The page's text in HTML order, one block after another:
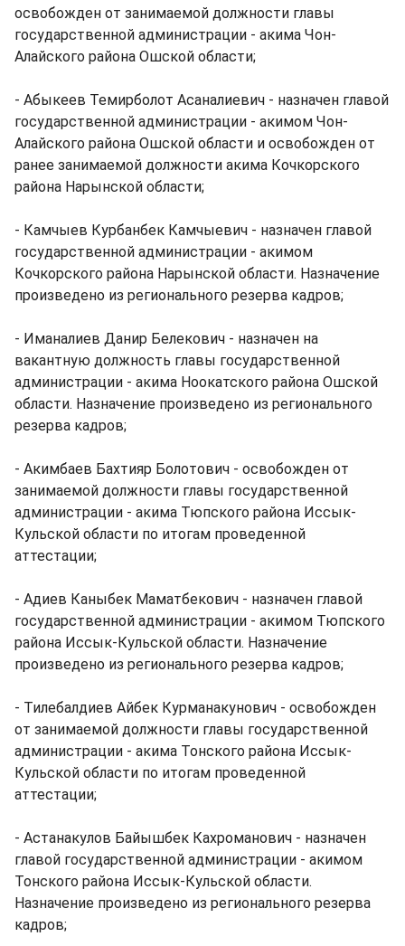
освобожден от занимаемой должности главы
государственной администрации - акима Чон-
Алайского района Ошской области;
- Абыкеев Темирболот Асаналиевич - назначен главой
государственной администрации - акимом Чон-
Алайского района Ошской области и освобожден от
ранее занимаемой должности акима Кочкорского
района Нарынской области;
- Камчыев Курбанбек Камчыевич - назначен главой
государственной администрации - акимом
Кочкорского района Нарынской области. Назначение
произведено из регионального резерва кадров;
- Иманалиев Данир Белекович - назначен на
вакантную должность главы государственной
администрации - акима Ноокатского района Ошской
области. Назначение произведено из регионального
резерва кадров;
- Акимбаев Бахтияр Болотович - освобожден от
занимаемой должности главы государственной
администрации - акима Тюпского района Иссык-
Кульской области по итогам проведенной
аттестации;
- Адиев Каныбек Маматбекович - назначен главой
государственной администрации - акимом Тюпского
района Иссык-Кульской области. Назначение
произведено из регионального резерва кадров;
- Тилебалдиев Айбек Курманакунович - освобожден
от занимаемой должности главы государственной
администрации - акима Тонского района Иссык-
Кульской области по итогам проведенной
аттестации;
- Астанакулов Байышбек Кахроманович - назначен
главой государственной администрации - акимом
Тонского района Иссык-Кульской области.
Назначение произведено из регионального резерва
кадров;